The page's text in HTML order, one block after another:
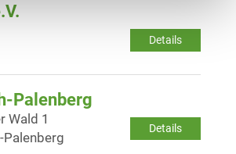
Details
Palenberg
Details
Wald 1